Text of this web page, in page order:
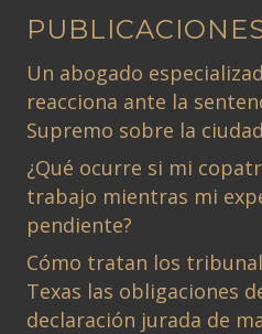
Un abogado
reacciona ante la
Supremo sobre la
¿Qué ocurre si mi
trabajo mientras mi
pendiente?
Cómo tratan los
Texas las obligaciones
declaración jurada de